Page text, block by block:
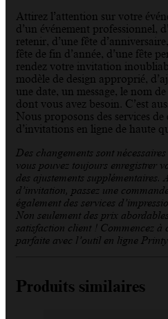
Attirez l’attention sur votre
d’un événement professionnel,
retenir, d’une fête
fête de fin d’année, d’une fête
rendez votre invitation
modèle de design approprié,
une date, un message, le nom
dont vous avez besoin. C’est
Nous proposons des services
d’invitations en ligne de haute
Des changements sont
vous pouvez toujours enregistrer
des ajustements
d’invitation, passez une
également des services
Non seulement des prix
satisfaction client ! Commencez à
parfaite avec l’outil en ligne
Produits similaires